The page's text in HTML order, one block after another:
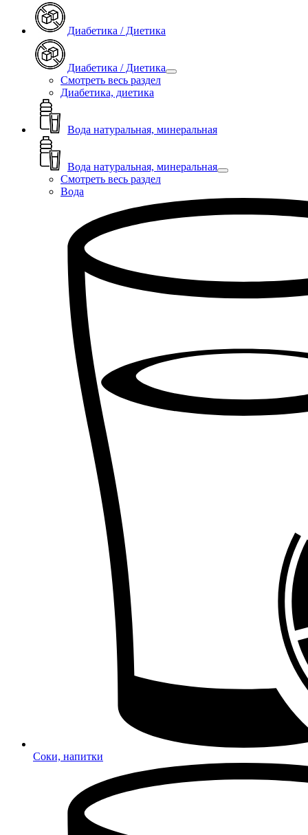
Диабетика / Диетика
Диабетика / Диетика
Смотреть весь раздел
Диабетика, диетика
Вода натуральная, минеральная
Вода натуральная, минеральная
Смотреть весь раздел
Вода
Соки, напитки